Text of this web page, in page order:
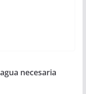
necesaria